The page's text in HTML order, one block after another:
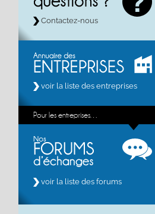
Contactez-nous
voir la liste des entreprises
Pour les entreprises…
voir la liste des forums